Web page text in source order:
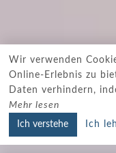
Wir verwenden
Online-Erlebnis zu
Daten verhindern,
Mehr lesen
Ich verstehe Ich